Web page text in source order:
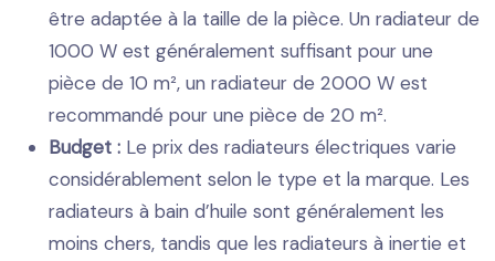
être adaptée à la taille de la pièce. Un radiateur de
1000 W est généralement suffisant pour une
pièce de 10 m², un radiateur de 2000 W est
recommandé pour une pièce de 20 m².
Budget : Le prix des radiateurs électriques varie
considérablement selon le type et la marque. Les
radiateurs à bain d’huile sont généralement les
moins chers, tandis que les radiateurs à inertie et